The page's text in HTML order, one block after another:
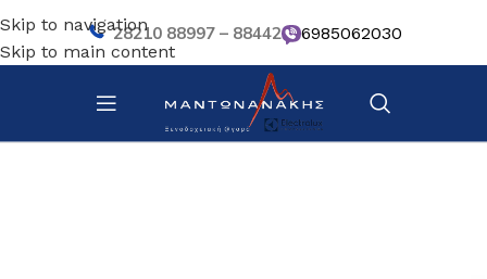
Skip to navigation
Skip to main content
28210 88997 – 88442 6985062030
Αρχική σελίδα/ Επιτραπέζια Είδη/ Βοηθητικά σκευή